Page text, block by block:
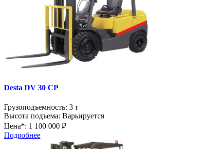
Desta DV 30 CP
Грузоподъемность: 3 т
Высота подъема: Варьируется
Цена*: 1 100 000 ₽
Подробнее